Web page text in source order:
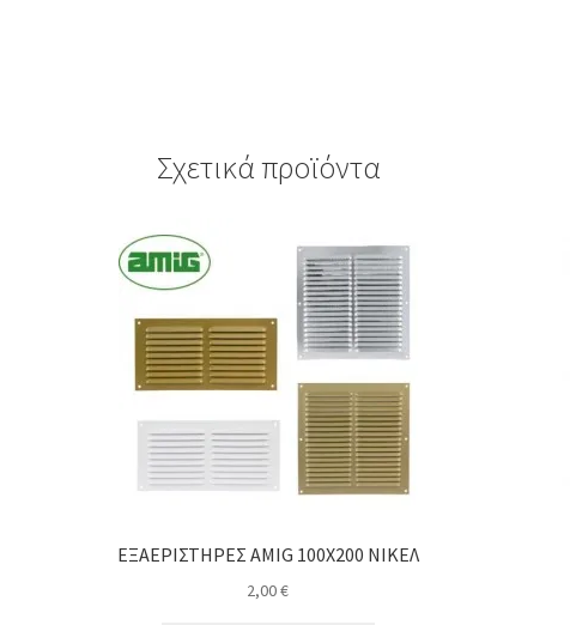
Σχετικά προϊόντα
ΕΞΑΕΡΙΣΤΗΡΕΣ AMIG 100Χ200 ΝΙΚΕΛ
2,00€